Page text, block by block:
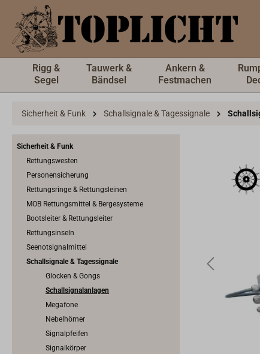
springen
Rigg &
Segel
Tauwerk &
Bändsel
Ankern &
Festmachen
Sicherheit & Funk Schallsignale & Tagessignale
Sicherheit & Funk
Rettungswesten
Personensicherung
Rettungsringe & Rettungsleinen
MOB Rettungsmittel & Bergesysteme
Bootsleiter & Rettungsleiter
Rettungsinseln
Seenotsignalmittel
Schallsignale & Tagessignale
Glocken & Gongs
Schallsignalanlagen
Megafone
Nebelhörner
Signalpfeifen
Signalkörper